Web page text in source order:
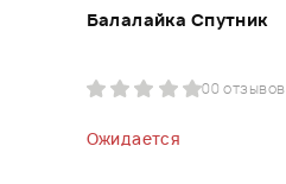
Балалайка Спутник
00 отзывов
Ожидается